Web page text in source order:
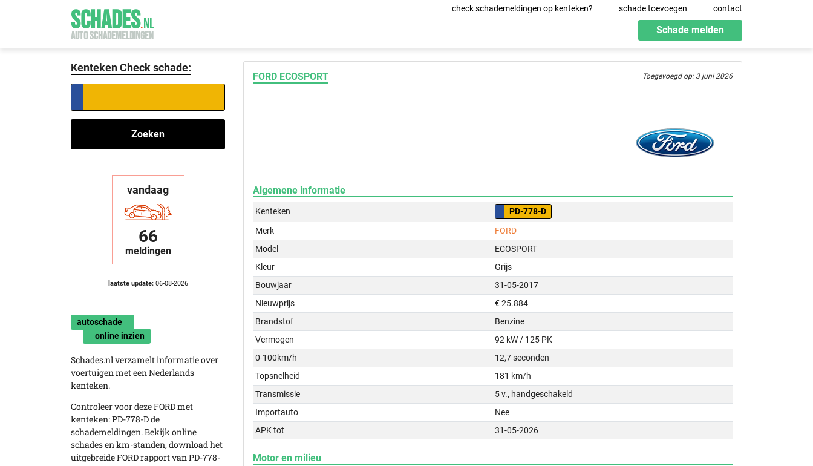
SCHADES.NL
AUTO SCHADEMELDINGEN
check schademeldingen op kenteken? schade toevoegen contact
Schade melden
Kenteken Check schade:
Zoeken
vandaag
66
meldingen
laatste update:06-08-2026
autoschade
online inzien
Schades.nl verzamelt informatie over
voertuigen met een Nederlands
kenteken.
Controleer voor deze FORD met
kenteken: PD-778-D de
schademeldingen. Bekijk online
schades en km-standen, download het
uitgebreide FORD rapport van PD-778-
FORD ECOSPORT Toegevoegd op: 3 juni 2026
Algemene informatie
Kenteken
PD-778-D
Merk
FORD
Model
ECOSPORT
Kleur
Grijs
Bouwjaar
31-05-2017
Nieuwprijs
€ 25.884
Brandstof
Benzine
Vermogen
92 kW / 125 PK
0-100km/h
12,7 seconden
Topsnelheid
181 km/h
Transmissie
5 v., handgeschakeld
Importauto
Nee
APK tot
31-05-2026
Motor en milieu